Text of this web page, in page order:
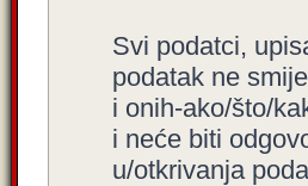
Svi podatci,
podatak ne
i onih-ako/što/
i neće biti
u/otkrivanja